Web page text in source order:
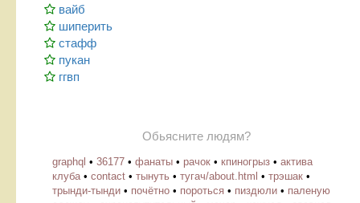
вайб
шиперить
стафф
пукан
ггвп
Обьясните людям?
graphql • 36177 • фанаты • рачок • кпиногрыз • актива
клуба • contact • тынуть • тугач/about.html • трэшак •
трынди-тынди • почётно • пороться • пиздюли • паленую